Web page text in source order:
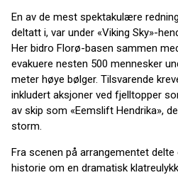
En av de mest spektakulære
deltatt i, var under «Viking Sky»-
Her bidro Florø-basen sammen
evakuere nesten 500 mennesker
meter høye bølger. Tilsvarende
inkludert aksjoner ved fjelltopper
av skip som «Eemslift Hendrika»,
storm.
Fra scenen på arrangementet
historie om en dramatisk